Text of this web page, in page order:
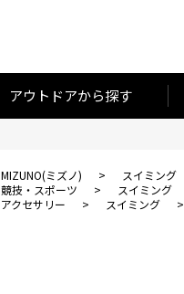
アウトドアから探す
MIZUNO(ミズノ) > スイミング
競技・スポーツ > スイミング
アクセサリー > スイミング >